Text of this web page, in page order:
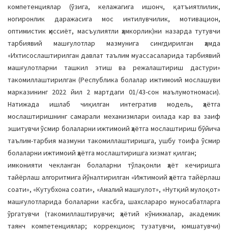
компетенциялар (ўзига, келажагига ишонч, қатъиятлилик,
ногиронлик даражасига мос интилувчилик, мотивацион,
оптимистик ҳиссиёт, масъулиятли ҳамкорлик)ни назарда тутувчи
тарбиявий машғулотлар мазмунига сингдирилган ҳамда
«Ихтисослаштирилган давлат таълим муассасаларида тарбиявий
машғулотларни ташкил этиш ва режалаштириш дастури»
такомиллаштирилган (Республика болалар ижтимоий мослашуви
марказининг 2022 йил 2 мартдаги 01/43-сон маълумотномаси).
Натижада ишлаб чиқилган интегратив модель, ҳаётга
мослаштиришнинг самарали механизмлари оилада кар ва заиф
эшитувчи ўсмир болаларни ижтимоий ҳаётга мослаштириш бўйича
таълим-тарбия мазмуни такомиллаштиришга, ушбу тоифа ўсмир
болаларни ижтимоий ҳаётга мослаштиришга хизмат қилган;
имконияти чекланган болаларни тўлақонли ҳаёт кечиришга
тайёрлаш алгоритмига йўналтирилган «Ижтимоий ҳаётга тайёрлаш
соати», «Кутубхона соати», «Амалий машғулот», «Нутқий мулоқот»
машғулотларида болаларни касбга, шахслараро муносабатларга
ўргатувчи (такомиллаштирувчи; ҳаётий кўникмалар, академик
таянч компетенциялар; коррекцион; тузатувчи, юмшатувчи)